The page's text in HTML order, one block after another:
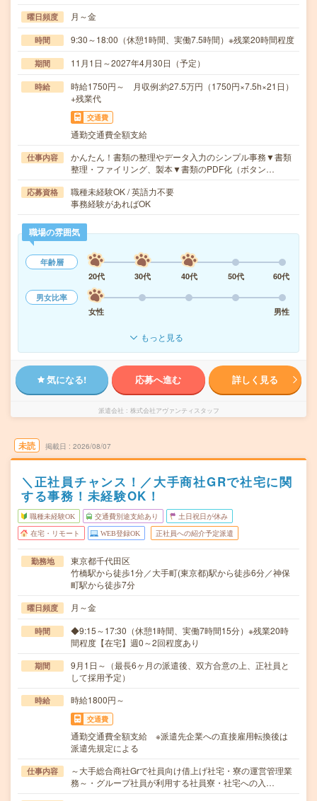
曜日頻度 月～金
時間 9:30～18:00（休憩1時間、実働7.5時間）※残業20時間程度
期間 11月1日～2027年4月30日（予定）
時給
時給1750円～ 月収例:約27.5万円（1750円×7.5h×21日）
+残業代
交通費
通勤交通費全額支給
仕事内容
かんたん！書類の整理やデータ入力のシンプル事務▼書類
整理・ファイリング、製本▼書類のPDF化（ボタン…
応募資格
職種未経験OK / 英語力不要
事務経験があればOK
職場の雰囲気
年齢層
20代
30代 40代 50代
60代
男女比率
女性
男性
もっと見る
気になる! 応募へ進む 詳しく見る
派遣会社 株式会社アヴァンティスタッフ
未読 掲載日 2026/08/07
＼正社員チャンス！／大手商社GRで社宅に関
する事務！未経験OK！
職種未経験OK 交通費別途支給あり 土日祝日が休み
在宅・リモート WEB登録OK 正社員への紹介予定派遣
勤務地
東京都千代田区
竹橋駅から徒歩1分／大手町(東京都)駅から徒歩6分／神保
町駅から徒歩7分
曜日頻度 月～金
時間
◆9:15～17:30（休憩1時間、実働7時間15分）※残業20時
間程度【在宅】週0～2回程度あり
期間
9月1日～（最長6ヶ月の派遣後、双方合意の上、正社員と
して採用予定）
時給 時給1800円～
交通費
通勤交通費全額支給 ※派遣先企業への直接雇用転換後は
派遣先規定による
仕事内容
～大手総合商社Grで社員向け借上げ社宅・寮の運営管理業
務～・グループ社員が利用する社員寮・社宅への入…